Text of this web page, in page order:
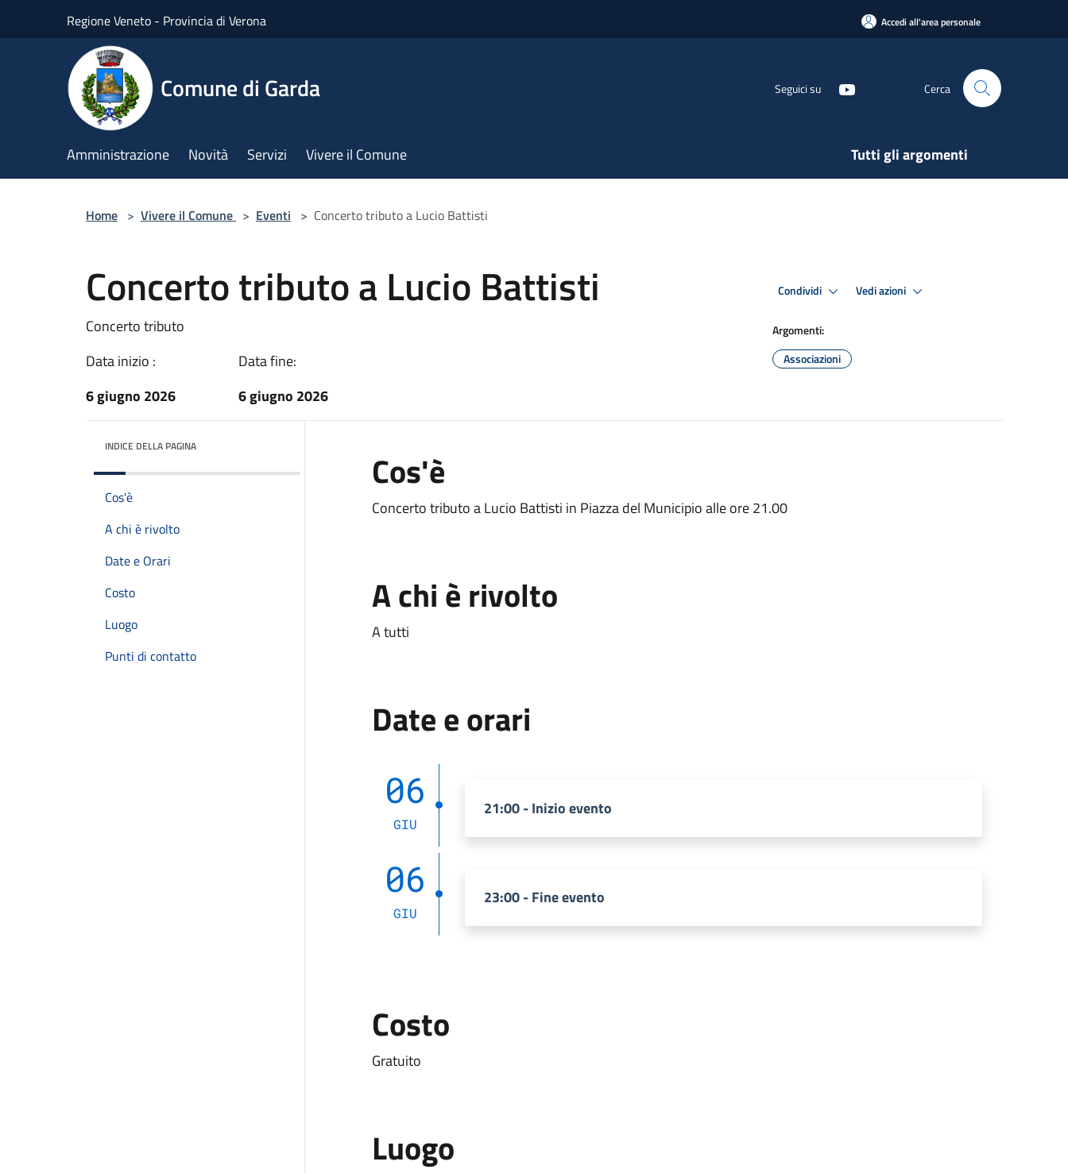
Regione Veneto - Provincia di Verona Accedi all'area personale
Comune di Garda Seguici su Cerca
Amministrazione Novità Servizi Vivere il Comune Tutti gli argomenti
Home > Vivere il Comune > Eventi > Concerto tributo a Lucio Battisti
Concerto tributo a Lucio Battisti
Concerto tributo
Data inizio :
6 giugno 2026
Data fine:
6 giugno 2026
Condividi Vedi azioni
Argomenti:
Associazioni
INDICE DELLA PAGINA
Cos'è
A chi è rivolto
Date e Orari
Costo
Luogo
Punti di contatto
Cos'è
Concerto tributo a Lucio Battisti in Piazza del Municipio alle ore 21.00
A chi è rivolto
A tutti
Date e orari
06
GIU
21:00 - Inizio evento
06
GIU
23:00 - Fine evento
Costo
Gratuito
Luogo